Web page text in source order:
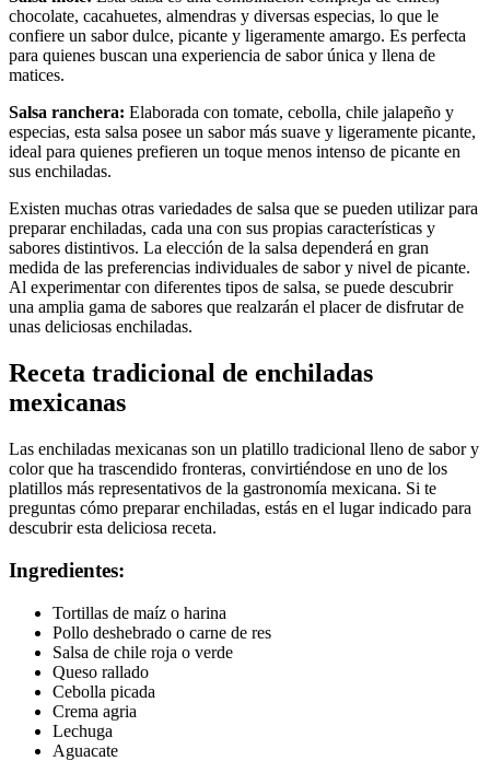
chocolate, cacahuetes, almendras y diversas especias, lo que le
confiere un sabor dulce, picante y ligeramente amargo. Es perfecta
para quienes buscan una experiencia de sabor única y llena de
matices.
Salsa ranchera: Elaborada con tomate, cebolla, chile jalapeño y
especias, esta salsa posee un sabor más suave y ligeramente picante,
ideal para quienes prefieren un toque menos intenso de picante en
sus enchiladas.
Existen muchas otras variedades de salsa que se pueden utilizar para
preparar enchiladas, cada una con sus propias características y
sabores distintivos. La elección de la salsa dependerá en gran
medida de las preferencias individuales de sabor y nivel de picante.
Al experimentar con diferentes tipos de salsa, se puede descubrir
una amplia gama de sabores que realzarán el placer de disfrutar de
unas deliciosas enchiladas.
Receta tradicional de enchiladas
mexicanas
Las enchiladas mexicanas son un platillo tradicional lleno de sabor y
color que ha trascendido fronteras, convirtiéndose en uno de los
platillos más representativos de la gastronomía mexicana. Si te
preguntas cómo preparar enchiladas, estás en el lugar indicado para
descubrir esta deliciosa receta.
Ingredientes:
Tortillas de maíz o harina
Pollo deshebrado o carne de res
Salsa de chile roja o verde
Queso rallado
Cebolla picada
Crema agria
Lechuga
Aguacate